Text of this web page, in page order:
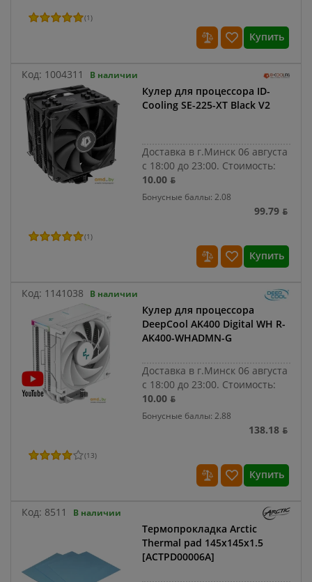
(1)
Купить
Код: 1004311 В наличии
Кулер для процессора ID-
Cooling SE-225-XT Black V2
Доставка в г.Минск 06 августа
с 18:00 до 23:00. Стоимость:
10.00 ƃ
Бонусные баллы: 2.08
99.79 ƃ
(1)
Купить
Код: 1141038 В наличии
Кулер для процессора
DeepCool AK400 Digital WH R-
AK400-WHADMN-G
Доставка в г.Минск 06 августа
с 18:00 до 23:00. Стоимость:
10.00 ƃ
Бонусные баллы: 2.88
138.18 ƃ
(13)
Купить
Код: 8511 В наличии
Термопрокладка Arctic
Thermal pad 145x145x1.5
[ACTPD00006A]